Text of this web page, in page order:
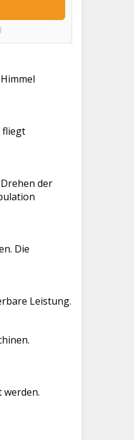
fliegt
der
Die
Leistung.
werden.